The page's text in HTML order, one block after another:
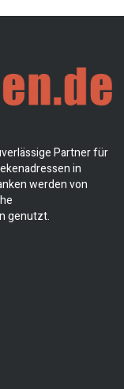
Partner für
in
werden von
genutzt.